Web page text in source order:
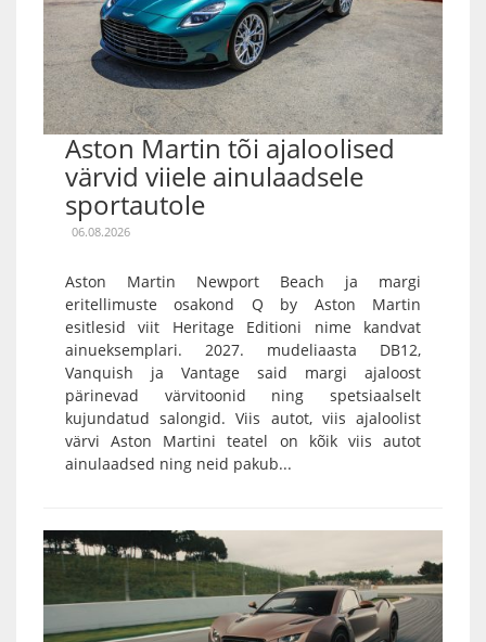
Aston Martin tõi ajaloolised
värvid viiele ainulaadsele
sportautole
06.08.2026
Aston Martin Newport Beach ja margi
eritellimuste osakond Q by Aston Martin
esitlesid viit Heritage Editioni nime kandvat
ainueksemplari. 2027. mudeliaasta DB12,
Vanquish ja Vantage said margi ajaloost
pärinevad värvitoonid ning spetsiaalselt
kujundatud salongid. Viis autot, viis ajaloolist
värvi Aston Martini teatel on kõik viis autot
ainulaadsed ning neid pakub...